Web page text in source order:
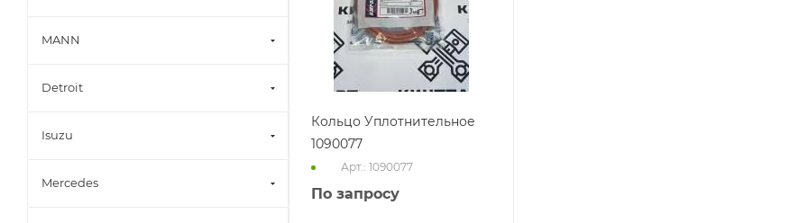
Кольцо Уплотнительное
1090077
Арт.: 1090077
По запросу
MANN
Detroit
Isuzu
Mercedes